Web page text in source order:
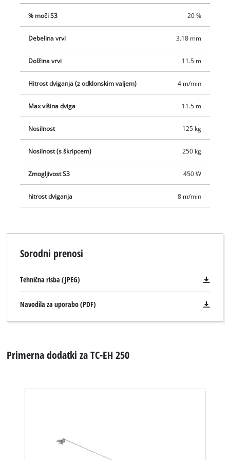
Za nalaganje storitve Google Maps
nivoje in nadstropja.
% moči S3 20 %
Debelina vrvi 3.18 mm
Dolžina vrvi 11.5 m
Hitrost dviganja (z odklonskim valjem) 4 m/min
Max višina dviga 11.5 m
Nosilnost 125 kg
Nosilnost (s škripcem) 250 kg
Zmogljivost S3 450 W
hitrost dviganja 8 m/min
Sorodni prenosi
Tehnična risba (JPEG)
Navodila za uporabo (PDF)
Primerna dodatki za TC-EH 250